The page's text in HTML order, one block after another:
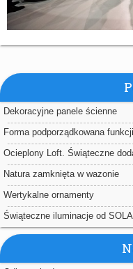
Dekoracyjne panele ścienne
Forma podporządkowana funkcji
Ocieplony Loft. Świąteczne
Natura zamknięta w wazonie
Wertykalne ornamenty
Świąteczne iluminacje od